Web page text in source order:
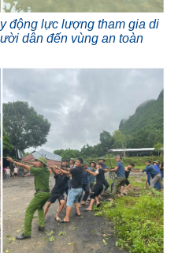
động lực lượng tham gia di
dân đến vùng an toàn